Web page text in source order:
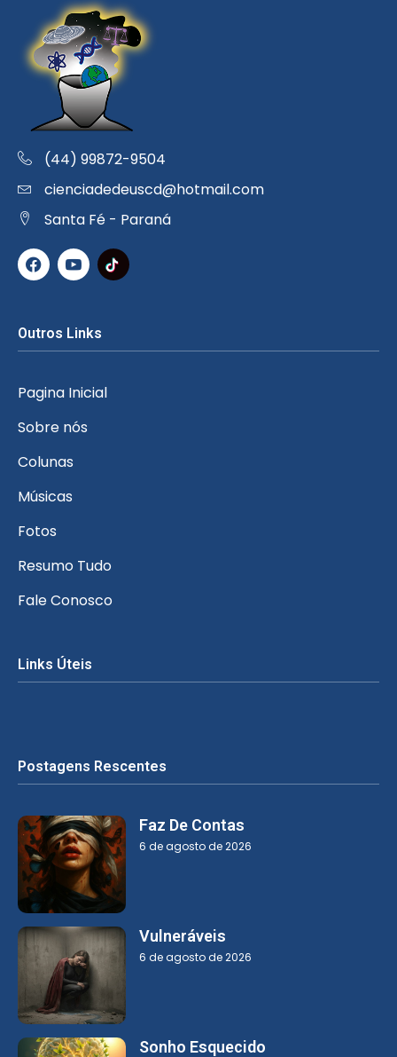
(44) 99872-9504
cienciadedeuscd@hotmail.com
Santa Fé - Paraná
Outros Links
Pagina Inicial
Sobre nós
Colunas
Músicas
Fotos
Resumo Tudo
Fale Conosco
Links Úteis
Postagens Rescentes
Faz De Contas
6 de agosto de 2026
Vulneráveis
6 de agosto de 2026
Sonho Esquecido